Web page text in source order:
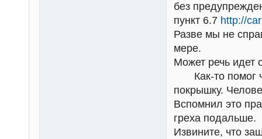
без
пункт 6.7 http://
Разве мы не
мере.
Может речь идет
Как-то помог
покрышку.
Вспомнил это
греха подальше.
Извините, что